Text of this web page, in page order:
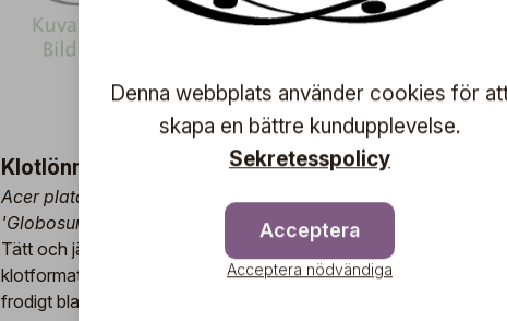
Klotlönn
Acer platanoides
'Globosum'
Tätt och jämnt
klotformat träd med
frodigt bladverk
Denna webbplats använder cookies för
skapa en bättre kundupplevelse.
Sekretesspolicy
Acceptera
Acceptera nödvändiga